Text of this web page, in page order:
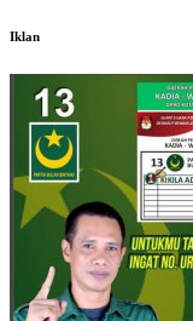
Iklan